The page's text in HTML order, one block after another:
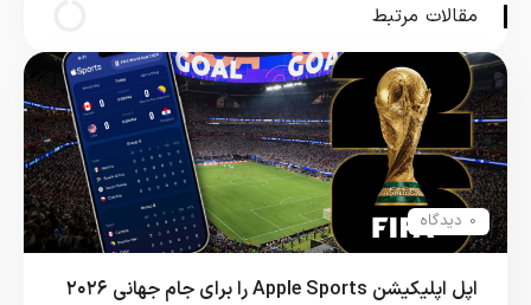
مقالات مرتبط
0 دیدگاه
اپل اپلیکیشن Apple Sports را برای جام جهانی ۲۰۲۶